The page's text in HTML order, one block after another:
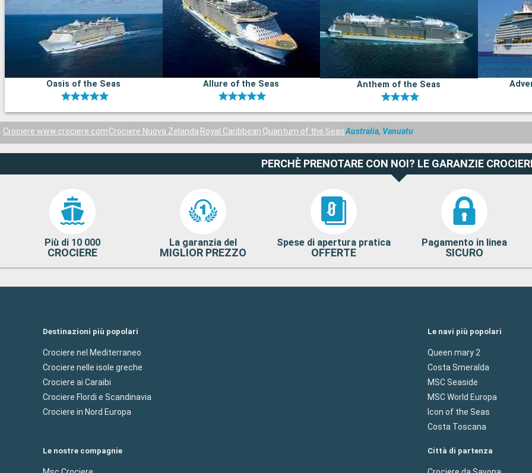
Oasis of the Seas Allure of the Seas Anthem of the Seas
Crociere www.crociere.comCrociere Nuova Zelanda Royal Caribbean Quantum of the SeasAustralia, Vanuatu
PERCHÈ PRENOTARE CON NOI? LE GARANZIE
Più di 10 000
CROCIERE
La garanzia del
MIGLIOR PREZZO
Spese di apertura pratica
OFFERTE
Pagamento in linea
SICURO
Destinazioni più popolari
Crociere nel Mediterraneo
Crociere nelle isole greche
Crociere ai Caraibi
Crociere Flordi e Scandinavia
Crociere in Nord Europa
Le navi più popolari
Queen mary 2
Costa Smeralda
MSC Seaside
MSC World Europa
Icon of the Seas
Costa Toscana
Le nostre compagnie Città di partenza